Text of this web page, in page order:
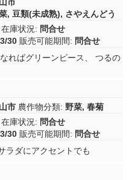
, 豆類(未成熟), さやえんどう
在庫状況: 問合せ
30 販売可能期間: 問合せ
ればグリーンピース、 つるの
市 農作物分類: 野菜, 春菊
在庫状況: 問合せ
30 販売可能期間: 問合せ
ラダにアクセントでも